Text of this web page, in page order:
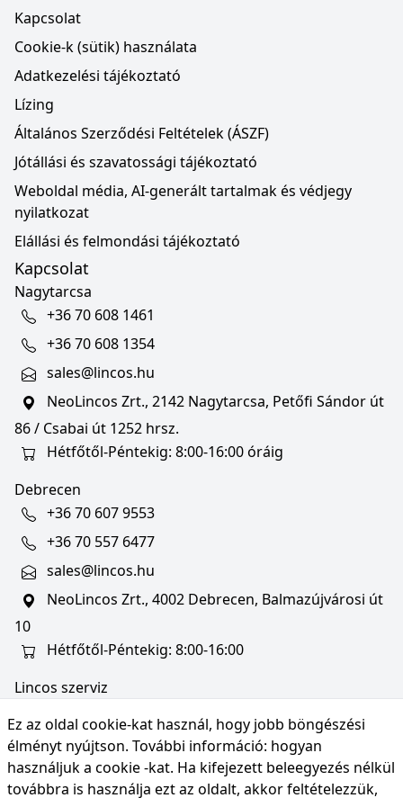
Ez az oldal cookie-kat használ, hogy jobb böngészési
élményt nyújtson. További információ: hogyan
használjuk a cookie -kat. Ha kifejezett beleegyezés nélkül
továbbra is használja ezt az oldalt, akkor feltételezzük,
Kapcsolat
Cookie-k (sütik) használata
Adatkezelési tájékoztató
Lízing
Általános Szerződési Feltételek (ÁSZF)
Jótállási és szavatossági tájékoztató
Weboldal média, AI-generált tartalmak és védjegy
nyilatkozat
Elállási és felmondási tájékoztató
Kapcsolat
Nagytarcsa
+36 70 608 1461
+36 70 608 1354
sales@lincos.hu
NeoLincos Zrt., 2142 Nagytarcsa, Petőfi Sándor út
86 / Csabai út 1252 hrsz.
Hétfőtől-Péntekig: 8:00-16:00 óráig
Debrecen
+36 70 607 9553
+36 70 557 6477
sales@lincos.hu
NeoLincos Zrt., 4002 Debrecen, Balmazújvárosi út
10
Hétfőtől-Péntekig: 8:00-16:00
Lincos szerviz
NeoLincos Zrt., 4002 Debrecen, Balmazújvárosi út
10
Nyitvatartás: hétfő-péntek 8:00-16:00